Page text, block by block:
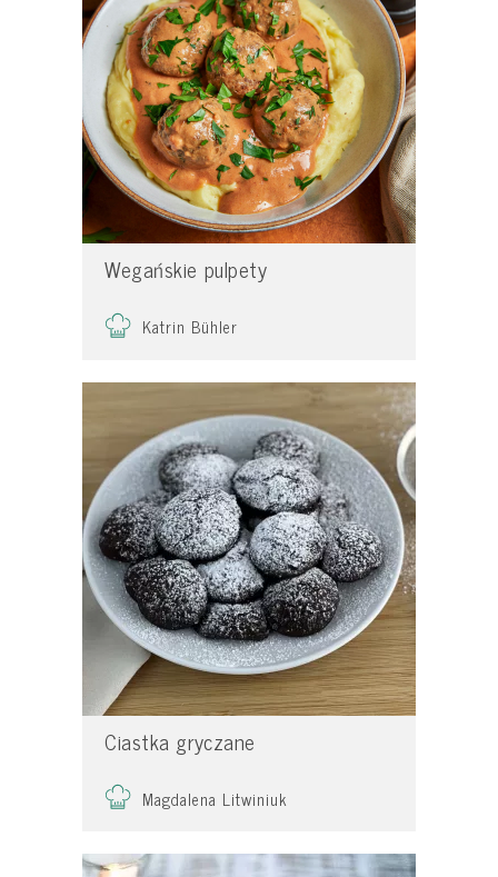
Wegańskie pulpety
Katrin Bühler
Ciastka gryczane
Magdalena Litwiniuk